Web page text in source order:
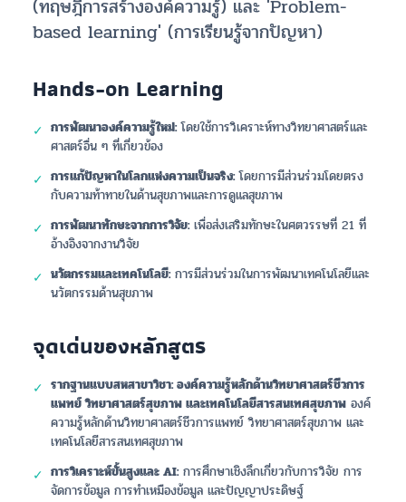
(ทฤษฎีการสร้างองค์ความรู้) และ 'Problem-
based learning' (การเรียนรู้จากปัญหา)
Hands-on Learning
✓ การพัฒนาองค์ความรู้ใหม่:โดยใช้การวิเคราะห์ทางวิทยาศาสตร์และ
ศาสตร์อื่น ๆ ที่เกี่ยวข้อง
✓ การแก้ปัญหาในโลกแห่งความเป็นจริง:โดยการมีส่วนร่วมโดยตรง
กับความท้าทายในด้านสุขภาพและการดูแลสุขภาพ
✓ การพัฒนาทักษะจากการวิจัย:เพื่อส่งเสริมทักษะในศตวรรษที่ 21 ที่
อ้างอิงจากงานวิจัย
✓ นวัตกรรมและเทคโนโลยี:การมีส่วนร่วมในการพัฒนาเทคโนโลยีและ
นวัตกรรมด้านสุขภาพ
จุดเด่นของหลักสูตร
✓ รากฐานแบบสหสาขาวิชา: องค์ความรู้หลักด้านวิทยาศาสตร์ชีวการ
แพทย์ วิทยาศาสตร์สุขภาพ และเทคโนโลยีสารสนเทศสุขภาพ องค์
ความรู้หลักด้านวิทยาศาสตร์ชีวการแพทย์ วิทยาศาสตร์สุขภาพ และ
เทคโนโลยีสารสนเทศสุขภาพ
✓ การวิเคราะห์ขั้นสูงและ AI:การศึกษาเชิงลึกเกี่ยวกับการวิจัย การ
จัดการข้อมูล การทำเหมืองข้อมูล และปัญญาประดิษฐ์